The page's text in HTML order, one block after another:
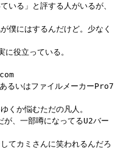
いる」と評する人がいるが、
僕にはするんだけど。少なく
役立っている。
るいはファイルメーカーPro7
くか悩むただの凡人。
、一部噂になってるU2バー
てカミさんに笑われるんだろ